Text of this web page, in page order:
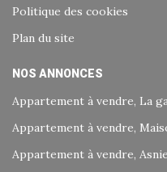
Politique des cookies
Plan du site
NOS ANNONCES
Appartement à vendre, La
Appartement à vendre,
Appartement à vendre,